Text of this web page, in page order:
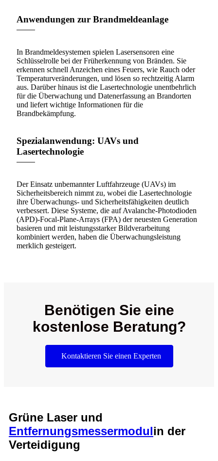
Anwendungen zur Brandmeldeanlage
In Brandmeldesystemen spielen Lasersensoren eine
Schlüsselrolle bei der Früherkennung von Bränden. Sie
erkennen schnell Anzeichen eines Feuers, wie Rauch oder
Temperaturveränderungen, und lösen so rechtzeitig Alarm
aus. Darüber hinaus ist die Lasertechnologie unentbehrlich
für die Überwachung und Datenerfassung an Brandorten
und liefert wichtige Informationen für die
Brandbekämpfung.
Spezialanwendung: UAVs und
Lasertechnologie
Der Einsatz unbemannter Luftfahrzeuge (UAVs) im
Sicherheitsbereich nimmt zu, wobei die Lasertechnologie
ihre Überwachungs- und Sicherheitsfähigkeiten deutlich
verbessert. Diese Systeme, die auf Avalanche-Photodioden
(APD)-Focal-Plane-Arrays (FPA) der neuesten Generation
basieren und mit leistungsstarker Bildverarbeitung
kombiniert werden, haben die Überwachungsleistung
merklich gesteigert.
Benötigen Sie eine
kostenlose Beratung?
Kontaktieren Sie einen Experten
Grüne Laser und
Entfernungsmessermodulin der
Verteidigung